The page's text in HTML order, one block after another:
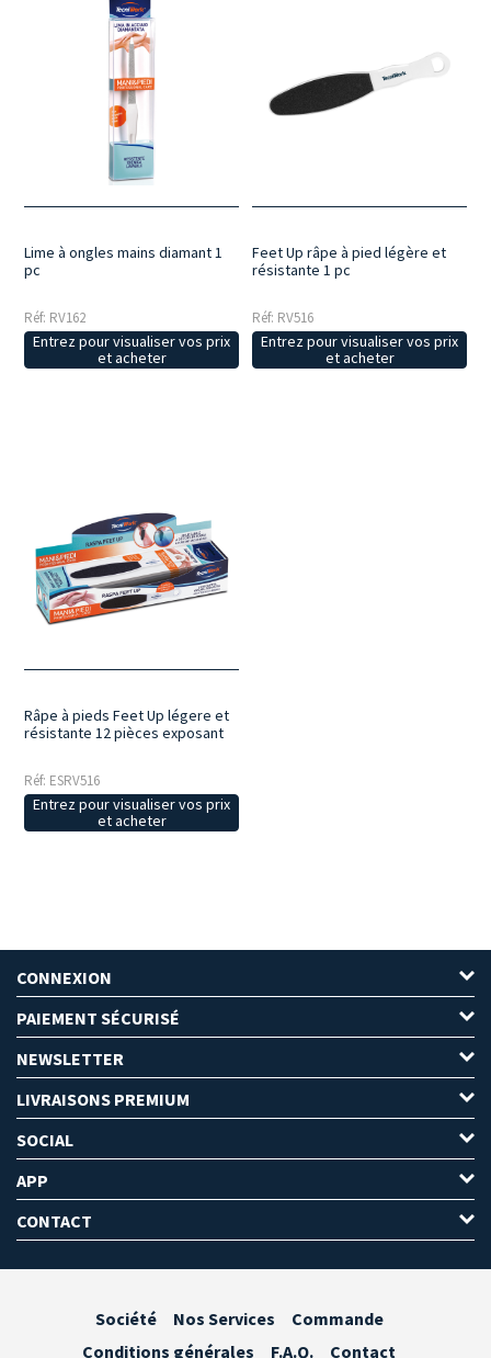
Lime à ongles mains diamant 1
pc
Réf: RV162
Entrez pour visualiser vos prix
et acheter
Feet Up râpe à pied légère et
résistante 1 pc
Réf: RV516
Entrez pour visualiser vos prix
et acheter
Râpe à pieds Feet Up légere et
résistante 12 pièces exposant
Réf: ESRV516
Entrez pour visualiser vos prix
et acheter
CONNEXION
PAIEMENT SÉCURISÉ
NEWSLETTER
LIVRAISONS PREMIUM
SOCIAL
APP
CONTACT
Société Nos Services
Commande
Conditions générales
F.A.Q. Contact